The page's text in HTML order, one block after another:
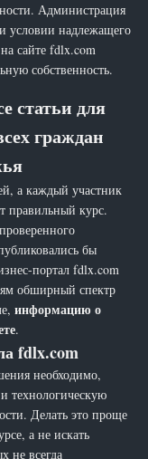
Администрация
условии надлежащего
сайте fdlx.com
собственность.
статьи для
граждан
а каждый участник
правильный курс.
бы
портал fdlx.com
обширный спектр
информацию о
.
fdlx.com
необходимо,
технологическую
Делать это проще
а не искать
не всегда